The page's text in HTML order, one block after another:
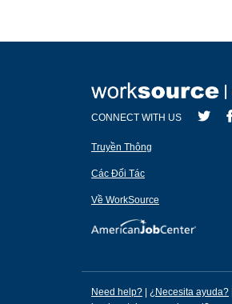
CONNECT WITH US
Truyền Thông
Các Đối Tác
Về WorkSource
Need help? ¿Necesita ayuda?